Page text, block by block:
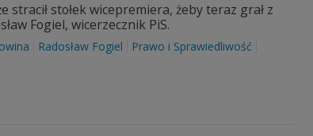
stracił stołek wicepremiera, żeby teraz grał z
Fogiel, wicerzecznik PiS.
Radosław Fogiel
Prawo i Sprawiedliwość